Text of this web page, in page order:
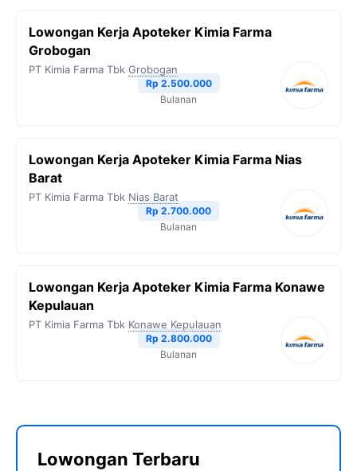
Lowongan Kerja Apoteker Kimia Farma
Grobogan
PT Kimia Farma Tbk Grobogan
Rp 2.500.000
Bulanan
Lowongan Kerja Apoteker Kimia Farma Nias
Barat
PT Kimia Farma Tbk Nias Barat
Rp 2.700.000
Bulanan
Lowongan Kerja Apoteker Kimia Farma Konawe
Kepulauan
PT Kimia Farma Tbk Konawe Kepulauan
Rp 2.800.000
Bulanan
Lowongan Terbaru